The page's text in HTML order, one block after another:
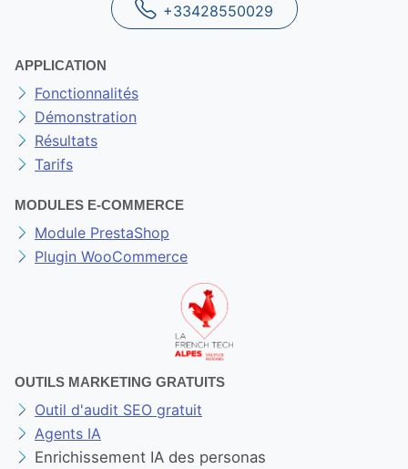
+33428550029
APPLICATION
Fonctionnalités
Démonstration
Résultats
Tarifs
MODULES E-COMMERCE
Module PrestaShop
Plugin WooCommerce
OUTILS MARKETING GRATUITS
Outil d'audit SEO gratuit
Agents IA
Enrichissement IA des personas